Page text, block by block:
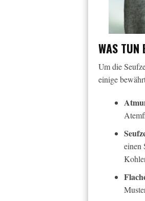
WAS TUN
Um die
einige
einen